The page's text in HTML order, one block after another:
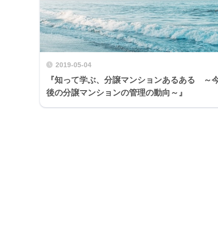
2019-05-04
『知って学ぶ、分譲マンションあるある ～
後の分譲マンションの管理の動向～』